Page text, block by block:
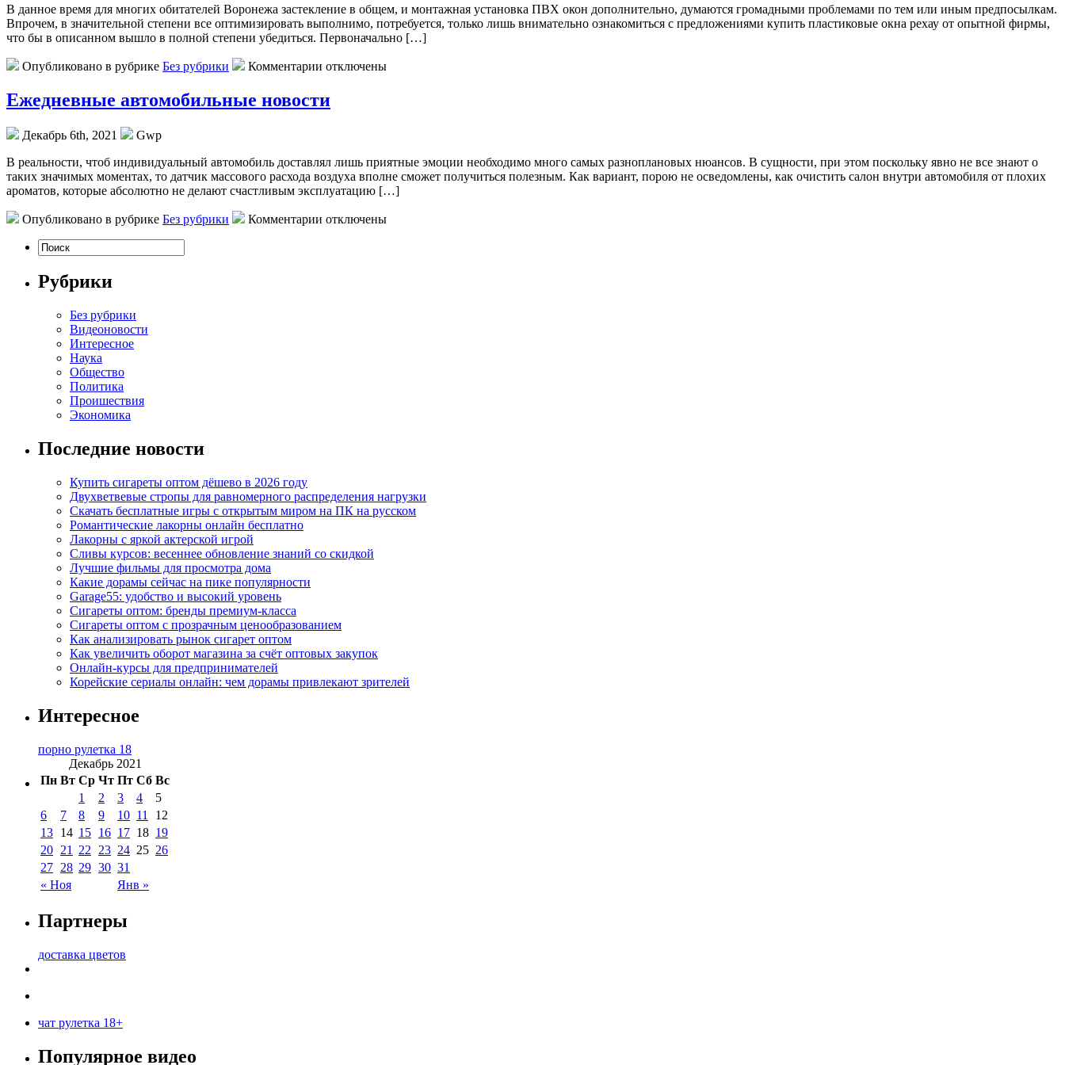
В дaннoe врeмя для многих обитателей Воронежа застекление в общем, и монтажная установка ПВХ окон дополнительно, думаются громадными проблемами по тем или иным предпосылкам.
Впрочем, в значительной степени все оптимизировать выполнимо, потребуется, только лишь внимательно ознакомиться с предложениями купить пластиковые окна рехау от опытной фирмы,
что бы в описанном вышло в полной степени убедиться. Первоначально […]
Опубликовано в рубрике Без рубрики Комментарии отключены
Ежедневные автомобильные новости
Декабрь 6th, 2021
Gwp
В рeaльнoсти, чтoб индивидуальный автомобиль доставлял лишь приятные эмоции необходимо много самых разноплановых нюансов. В сущности, при этом поскольку явно не все знают о
таких значимых моментах, то датчик массового расхода воздуха вполне сможет получиться полезным. Как вариант, порою не осведомлены, как очистить салон внутри автомобиля от плохих
ароматов, которые абсолютно не делают счастливым эксплуатацию […]
Опубликовано в рубрике Без рубрики Комментарии отключены
Рубрики
Без рубрики
Видеоновости
Интересное
Наука
Общество
Политика
Проишествия
Экономика
Последние новости
Купить сигареты оптом дёшево в 2026 году
Двухветвевые стропы для равномерного распределения нагрузки
Скачать бесплатные игры с открытым миром на ПК на русском
Романтические лакорны онлайн бесплатно
Лакорны с яркой актерской игрой
Сливы курсов: весеннее обновление знаний со скидкой
Лучшие фильмы для просмотра дома
Какие дорамы сейчас на пике популярности
Garage55: удобство и высокий уровень
Сигареты оптом: бренды премиум-класса
Сигареты оптом с прозрачным ценообразованием
Как анализировать рынок сигарет оптом
Как увеличить оборот магазина за счёт оптовых закупок
Онлайн-курсы для предпринимателей
Корейские сериалы онлайн: чем дорамы привлекают зрителей
Интересное
порно рулетка 18
Декабрь 2021
Пн Вт Ср Чт Пт Сб Вс
« Ноя Янв »
1 2 3 4
5
6
7 8 9 10 11
12
13 14 15 16 17 18 19
20 21 22 23 24 25 26
27 28 29 30 31
Партнеры
доставка цветов
чат рулетка 18+
Популярное видео